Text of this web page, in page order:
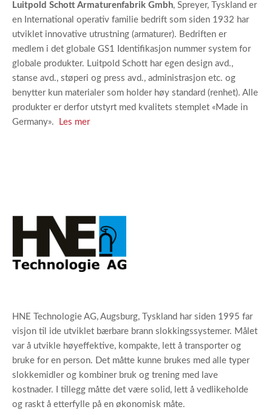
Luitpold Schott Armaturenfabrik Gmbh, Spreyer, Tyskland er
en International operativ familie bedrift som siden 1932 har
utviklet innovative utrustning (armaturer). Bedriften er
medlem i det globale GS1 Identifikasjon nummer system for
globale produkter. Luitpold Schott har egen design avd.,
stanse avd., støperi og press avd., administrasjon etc. og
benytter kun materialer som holder høy standard (renhet). Alle
produkter er derfor utstyrt med kvalitets stemplet «Made in
Germany».
Les mer
HNE Technologie AG, Augsburg, Tyskland har siden 1995 far
visjon til ide utviklet bærbare brann slokkingssystemer. Målet
var å utvikle høyeffektive, kompakte, lett å transporter og
bruke for en person. Det måtte kunne brukes med alle typer
slokkemidler og kombiner bruk og trening med lave
kostnader. I tillegg måtte det være solid, lett å vedlikeholde
og raskt å etterfylle på en økonomisk måte.